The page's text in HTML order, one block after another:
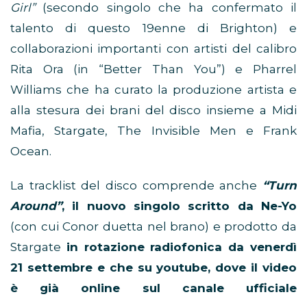
Girl”(secondo singolo che ha confermato il
talento di questo 19enne di Brighton) e
collaborazioni importanti con artisti del calibro
Rita Ora (in “Better Than You”) e Pharrel
Williams che ha curato la produzione artista e
alla stesura dei brani del disco insieme a Midi
Mafia, Stargate, The Invisible Men e Frank
Ocean.
La tracklist del disco comprende anche “Turn
Around”, il nuovo singolo scritto da Ne-Yo
(con cui Conor duetta nel brano) e prodotto da
Stargate in rotazione radiofonica da venerdì
21 settembre e che su youtube, dove il video
è già online sul canale ufficiale